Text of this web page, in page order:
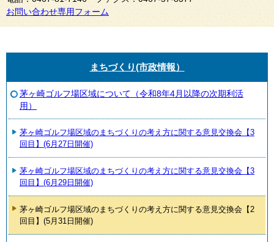
お問い合わせ専用フォーム
まちづくり(市政情報）
茅ヶ崎ゴルフ場区域について（令和8年4月以降の次期利活
用）
茅ヶ崎ゴルフ場区域のまちづくりの考え方に関する意見交換会【3
回目】(6月27日開催)
茅ヶ崎ゴルフ場区域のまちづくりの考え方に関する意見交換会【3
回目】(6月29日開催)
茅ヶ崎ゴルフ場区域のまちづくりの考え方に関する意見交換会【2
回目】(5月31日開催)